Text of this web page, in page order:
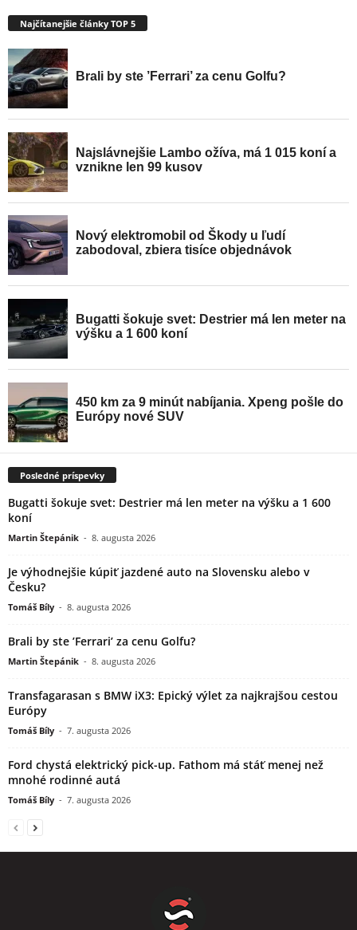
Najčítanejšie články TOP 5
Posledné príspevky
Bugatti šokuje svet: Destrier má len meter na výšku a 1 600
koní
Martin Štepánik - 8. augusta 2026
Je výhodnejšie kúpiť jazdené auto na Slovensku alebo v
Česku?
Tomáš Bíly - 8. augusta 2026
Brali by ste ’Ferrari’ za cenu Golfu?
Martin Štepánik - 8. augusta 2026
Transfagarasan s BMW iX3: Epický výlet za najkrajšou cestou
Európy
Tomáš Bíly - 7. augusta 2026
Ford chystá elektrický pick-up. Fathom má stáť menej než
mnohé rodinné autá
Tomáš Bíly - 7. augusta 2026